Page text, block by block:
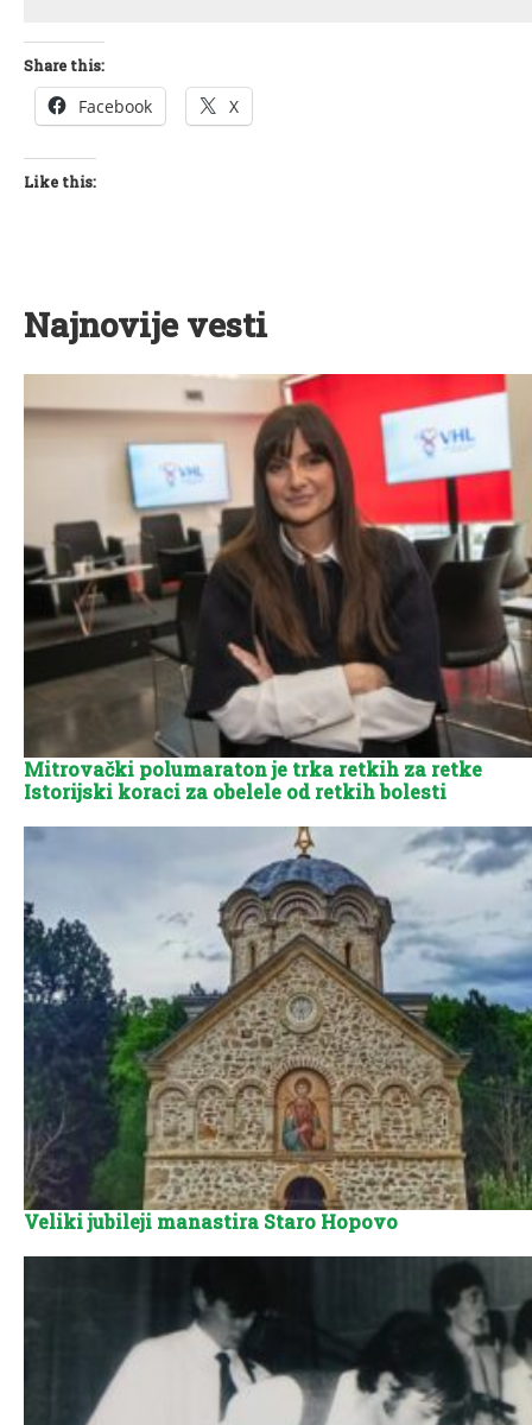
Share this:
Facebook X
Like this:
Najnovije vesti
Mitrovački polumaraton je trka retkih za retke
Istorijski koraci za obelele od retkih bolesti
Veliki jubileji manastira Staro Hopovo